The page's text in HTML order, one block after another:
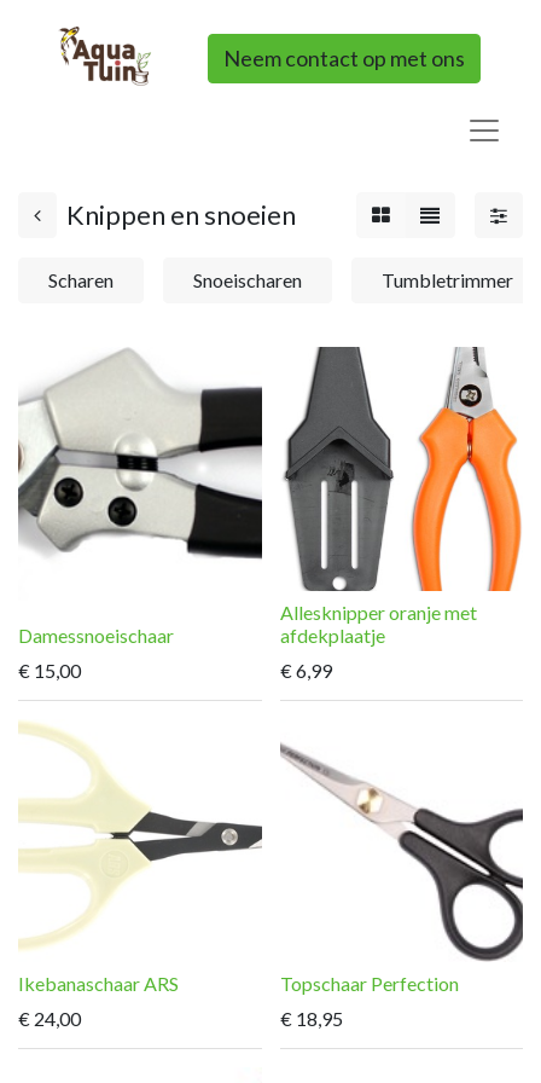
Neem contact op met ons
Knippen en snoeien
Scharen Snoeischaren Tumbletrimmer
Damessnoeischaar
€ 15,00
Allesknipper oranje met
afdekplaatje
€ 6,99
Ikebanaschaar ARS
€ 24,00
Topschaar Perfection
€ 18,95